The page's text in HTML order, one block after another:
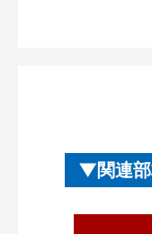
関連